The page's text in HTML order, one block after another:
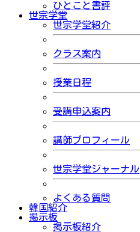
ひとこと書評
世宗学堂
世宗学堂紹介
クラス案内
授業日程
受講申込案内
講師プロフィール
世宗学堂ジャーナル
よくある質問
韓国紹介
掲示板
掲示板紹介